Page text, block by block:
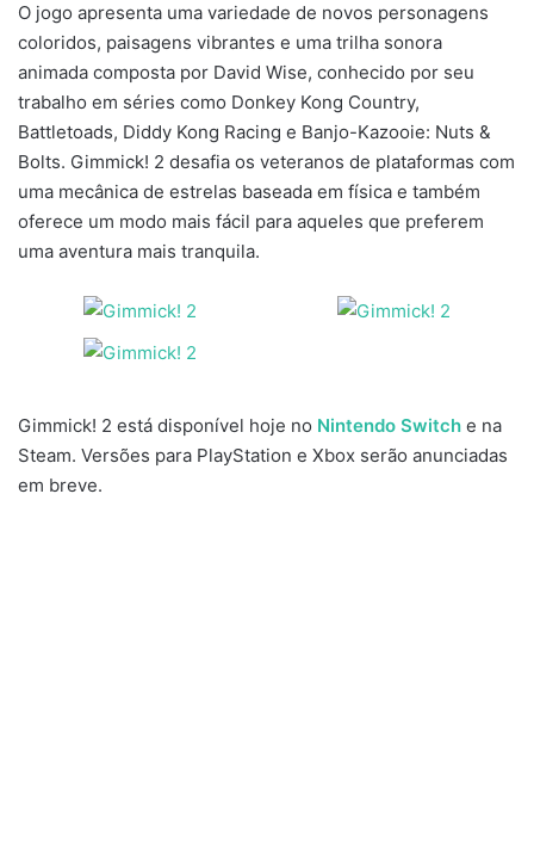
O jogo apresenta uma variedade de novos personagens
coloridos, paisagens vibrantes e uma trilha sonora
animada composta por David Wise, conhecido por seu
trabalho em séries como Donkey Kong Country,
Battletoads, Diddy Kong Racing e Banjo-Kazooie: Nuts &
Bolts. Gimmick! 2 desafia os veteranos de plataformas com
uma mecânica de estrelas baseada em física e também
oferece um modo mais fácil para aqueles que preferem
uma aventura mais tranquila.
Gimmick! 2 está disponível hoje no Nintendo Switch e na
Steam. Versões para PlayStation e Xbox serão anunciadas
em breve.